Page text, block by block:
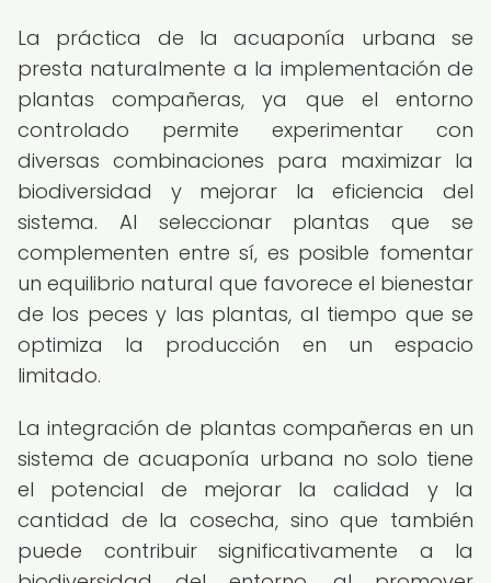
La práctica de la acuaponía urbana se
presta naturalmente a la implementación de
plantas compañeras, ya que el entorno
controlado permite experimentar con
diversas combinaciones para maximizar la
biodiversidad y mejorar la eficiencia del
sistema. Al seleccionar plantas que se
complementen entre sí, es posible fomentar
un equilibrio natural que favorece el bienestar
de los peces y las plantas, al tiempo que se
optimiza la producción en un espacio
limitado.
La integración de plantas compañeras en un
sistema de acuaponía urbana no solo tiene
el potencial de mejorar la calidad y la
cantidad de la cosecha, sino que también
puede contribuir significativamente a la